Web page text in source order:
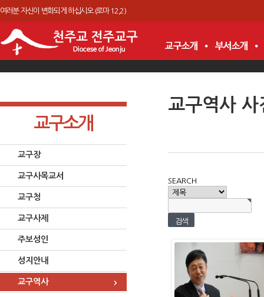
여러분 자신이 변화되게 하십시오.(로마 12,2)
교구소개
교구장
교구사목교서
교구청
교구사제
주보성인
성지안내
교구역사
교구역사 사
SEARCH